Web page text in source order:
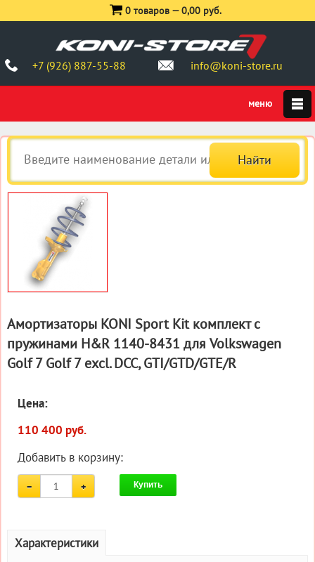
+7 (926) 887-55-88 info@koni-store.ru
0 товаров —0,00 руб.
Амортизаторы KONI Sport Kit комплект c
пружинами H&R 1140-8431 для Volkswagen
Golf 7 Golf 7 excl. DCC, GTI/GTD/GTE/R
Цена:
110 400 руб.
Добавить в корзину:
Купить
Характеристики